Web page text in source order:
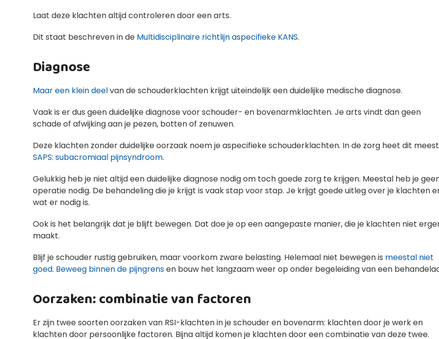
Laat deze klachten altijd controleren door een arts.
Dit staat beschreven in de Multidisciplinaire richtlijn aspecifieke KANS.
Diagnose
Maar een klein deelvan de schouderklachten krijgt uiteindelijk een duidelijke medische diagnose.
Vaak is er dus geen duidelijke diagnose voor schouder- en bovenarmklachten. Je arts vindt dan geen
schade of afwijking aan je pezen, botten of zenuwen.
Deze klachten zonder duidelijke oorzaak noem je aspecifieke schouderklachten. In de zorg heet dit
SAPS:subacromiaal pijnsyndroom.
Gelukkig heb je niet altijd een duidelijke diagnose nodig om toch goede zorg te krijgen. Meestal heb je
operatie nodig. De behandeling die je krijgt is vaak stap voor stap. Je krijgt goede uitleg over je klachten
wat er nodig is.
Ook is het belangrijk dat je blijft bewegen. Dat doe je op een aangepaste manier, die je klachten niet
maakt.
Blijf je schouder rustig gebruiken, maar voorkom zware belasting. Helemaal niet bewegen is meestal niet
goed. Beweeg binnen de pijngrensen bouw het langzaam weer op onder begeleiding van een
Oorzaken: combinatie van factoren
Er zijn twee soorten oorzaken van RSI-klachten in je schouder en bovenarm: klachten door je werk en
klachten door persoonlijke factoren. Bijna altijd komen je klachten door een combinatie van deze twee.